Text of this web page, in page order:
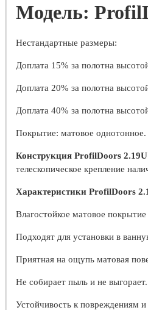
Модель:
Нестандартные размеры:
Доплата 15% за полотна
Доплата 20% за полотна
Доплата 40% за полотна
Покрытие: матовое однотонное.
Конструкция ProfilDoors 2.19U
телескопическое крепление
Характеристики ProfilDoors
Влагостойкое матовое
Подходят для установки в
Приятная на ощупь матовая
Не собирает пыль и не выгорает.
Устойчивость к повреждениям